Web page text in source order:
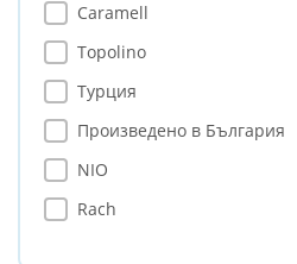
Caramell
Topolino
Турция
Произведено в България
NIO
Rach